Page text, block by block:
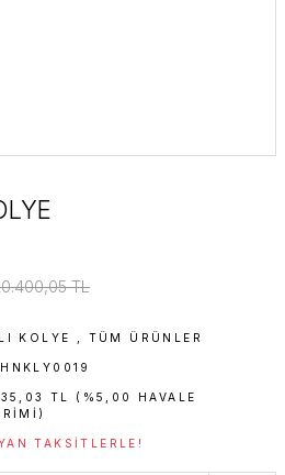
TL
KOLYE TÜM ÜRÜNLER
TL (%5,00 HAVALE
TAKSITLERLE!